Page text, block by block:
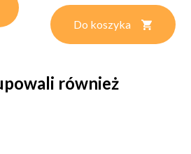
Do koszyka
również